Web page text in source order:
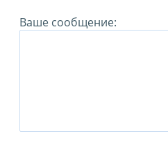
Ваше сообщение: